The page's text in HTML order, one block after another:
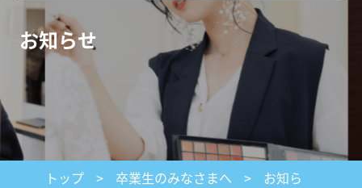
お知らせ
トップ > 卒業生のみなさまへ >
お知ら